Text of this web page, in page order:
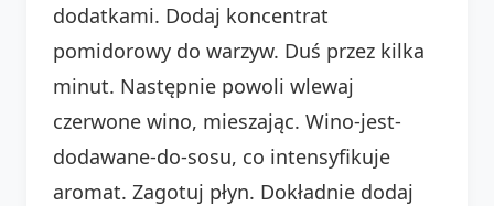
dodatkami. Dodaj koncentrat
pomidorowy do warzyw. Duś przez kilka
minut. Następnie powoli wlewaj
czerwone wino, mieszając. Wino-jest-
dodawane-do-sosu, co intensyfikuje
aromat. Zagotuj płyn. Dokładnie dodaj